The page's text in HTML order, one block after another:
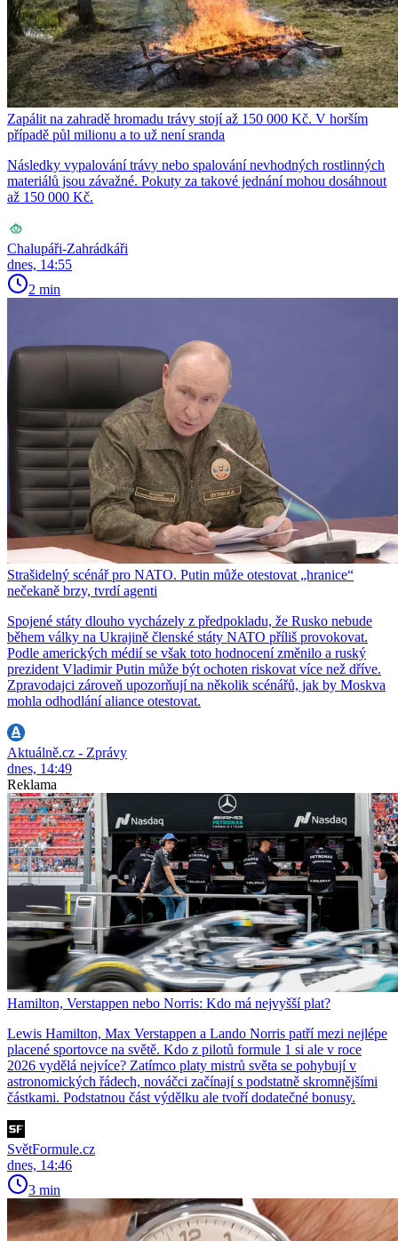
Zapálit na zahradě hromadu trávy stojí až 150 000 Kč. V horším
případě půl milionu a to už není sranda
Následky vypalování trávy nebo spalování nevhodných rostlinných
materiálů jsou závažné. Pokuty za takové jednání mohou dosáhnout
až 150 000 Kč.
Chalupáři-Zahrádkáři
dnes, 14:55
2 min
Strašidelný scénář pro NATO. Putin může otestovat „hranice“
nečekaně brzy, tvrdí agenti
Spojené státy dlouho vycházely z předpokladu, že Rusko nebude
během války na Ukrajině členské státy NATO příliš provokovat.
Podle amerických médií se však toto hodnocení změnilo a ruský
prezident Vladimir Putin může být ochoten riskovat více než dříve.
Zpravodajci zároveň upozorňují na několik scénářů, jak by Moskva
mohla odhodlání aliance otestovat.
Aktuálně.cz - Zprávy
dnes, 14:49
Reklama
Hamilton, Verstappen nebo Norris: Kdo má nejvyšší plat?
Lewis Hamilton, Max Verstappen a Lando Norris patří mezi nejlépe
placené sportovce na světě. Kdo z pilotů formule 1 si ale v roce
2026 vydělá nejvíce? Zatímco platy mistrů světa se pohybují v
astronomických řádech, nováčci začínají s podstatně skromnějšími
částkami. Podstatnou část výdělku ale tvoří dodatečné bonusy.
SvětFormule.cz
dnes, 14:46
3 min